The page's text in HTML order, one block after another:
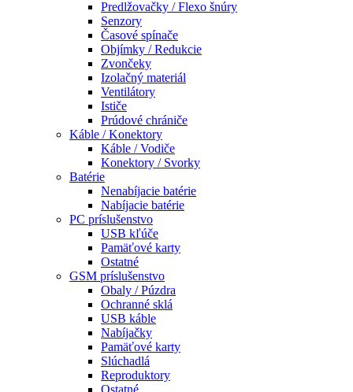
Predlžovačky / Flexo šnúry
Senzory
Časové spínače
Objímky / Redukcie
Zvončeky
Izolačný materiál
Ventilátory
Ističe
Prúdové chrániče
Káble / Konektory
Káble / Vodiče
Konektory / Svorky
Batérie
Nenabíjacie batérie
Nabíjacie batérie
PC príslušenstvo
USB kľúče
Pamäťové karty
Ostatné
GSM príslušenstvo
Obaly / Púzdra
Ochranné sklá
USB káble
Nabíjačky
Pamäťové karty
Slúchadlá
Reproduktory
Ostatné